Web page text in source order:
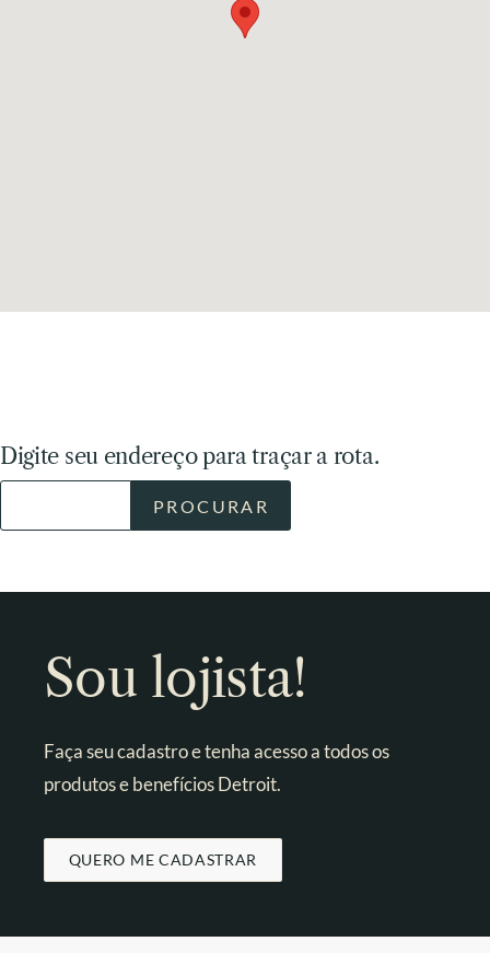
Digite seu endereço para traçar a rota.
Sou lojista!
Faça seu cadastro e tenha acesso a todos os
produtos e benefícios Detroit.
QUERO ME CADASTRAR